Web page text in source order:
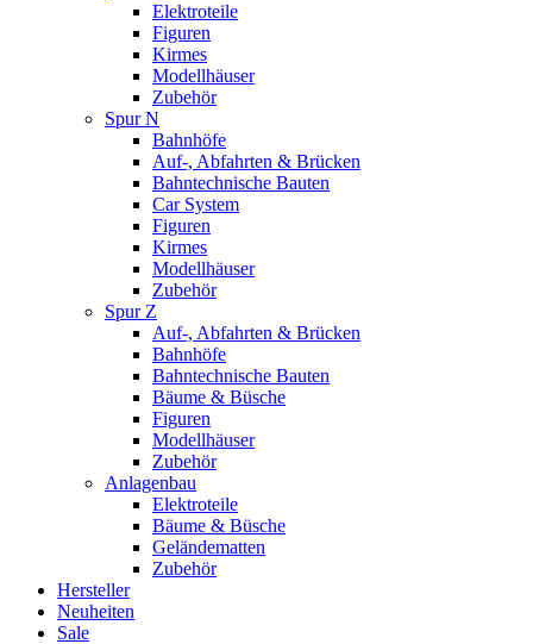
Elektroteile
Figuren
Kirmes
Modellhäuser
Zubehör
Spur N
Bahnhöfe
Auf-, Abfahrten & Brücken
Bahntechnische Bauten
Car System
Figuren
Kirmes
Modellhäuser
Zubehör
Spur Z
Auf-, Abfahrten & Brücken
Bahnhöfe
Bahntechnische Bauten
Bäume & Büsche
Figuren
Modellhäuser
Zubehör
Anlagenbau
Elektroteile
Bäume & Büsche
Geländematten
Zubehör
Hersteller
Neuheiten
Sale